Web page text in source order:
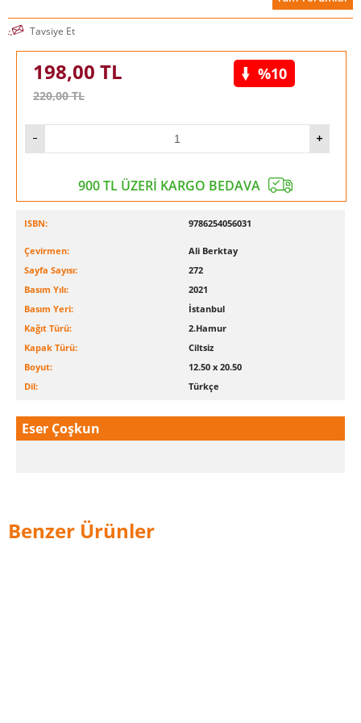
Tavsiye Et
198,00 TL
220,00TL
%10
900 TL ÜZERİ KARGO BEDAVA
ISBN: 9786254056031
Çevirmen:
Ali Berktay
Sayfa Sayısı:
272
Basım Yılı:
2021
Basım Yeri:
İstanbul
Kağıt Türü:
2.Hamur
Kapak Türü:
Ciltsiz
Boyut:
12.50 x 20.50
Dil:
Türkçe
Eser Çoşkun
Benzer Ürünler